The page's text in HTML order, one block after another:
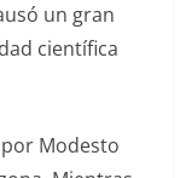
un gran
científica
Modesto